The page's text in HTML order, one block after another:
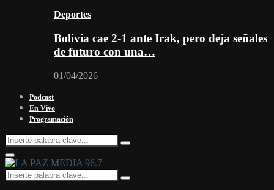
Deportes
Bolivia cae 2-1 ante Irak, pero deja señales
de futuro con una…
01/04/2026
Podcast
En Vivo
Programación
Search
for:
Search
Facebook
Twitter
Instagram
Youtube
Email
Twitch
Whatsapp
Primary
Menu
Search
for:
Search